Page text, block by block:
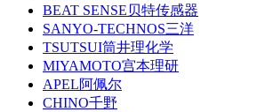
BEAT SENSE贝特传感器
SANYO-TECHNOS三洋
TSUTSUI筒井理化学
MIYAMOTO宫本理研
APEL阿佩尔
CHINO千野